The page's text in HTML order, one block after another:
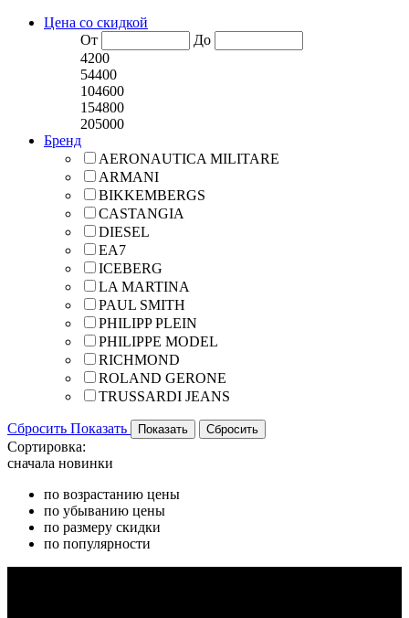
Цена со скидкой
От
До
4200
54400
104600
154800
205000
Бренд
AERONAUTICA MILITARE
ARMANI
BIKKEMBERGS
CASTANGIA
DIESEL
EA7
ICEBERG
LA MARTINA
PAUL SMITH
PHILIPP PLEIN
PHILIPPE MODEL
RICHMOND
ROLAND GERONE
TRUSSARDI JEANS
Сбросить Показать
Сортировка:
сначала новинки
по возрастанию цены
по убыванию цены
по размеру скидки
по популярности